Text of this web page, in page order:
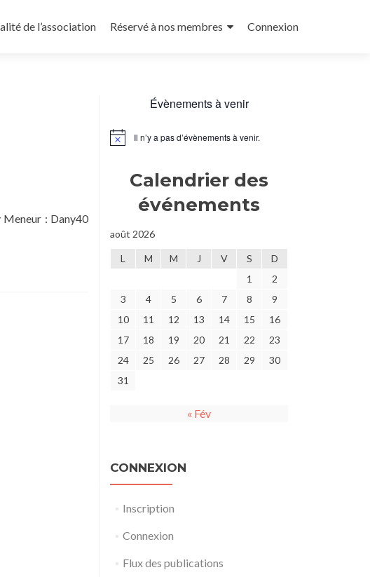
de l’association Réservé à nos membres Connexion
Meneur : Dany40
Évènements à venir
Notice Il n’y a pas d’évènements à venir.
Calendrier des
événements
août 2026
L M M J V S
D
1
2
3
4 5 6 7 8
9
10
11 12 13 14 15
16
17
18 19 20 21 22
23
24
25 26 27 28 29
30
31
« Fév
CONNEXION
Inscription
Connexion
Flux des publications